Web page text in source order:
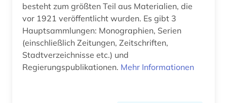
karibik (1)
karte (1)
katalog (1)
kino (1)
besteht zum größten Teil aus Materialien, die
vor 1921 veröffentlicht wurden. Es gibt 3
Hauptsammlungen: Monographien, Serien
(einschließlich Zeitungen, Zeitschriften,
Stadtverzeichnisse etc.) und
Regierungspublikationen. Mehr Informationen